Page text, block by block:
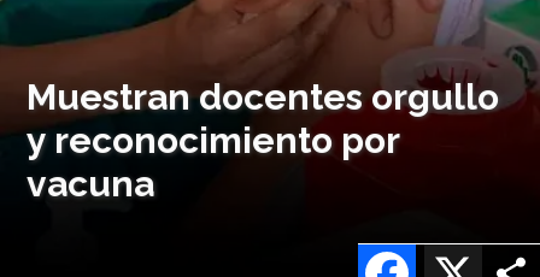
Muestran docentes orgullo
y reconocimiento por
vacuna
X
Facebook